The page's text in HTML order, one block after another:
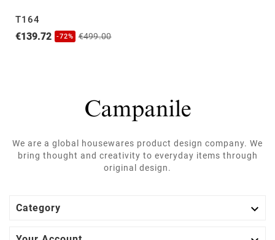
T164
€139.72 -72% €499.00
We are a global housewares product design company. We
bring thought and creativity to everyday items through
original design.
Category 